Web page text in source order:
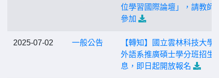
位學習國際論壇」，請教師
參加
2025-07-02 一般公告
【轉知】國立雲林科技大學
外語系推廣碩士學分班招生
息，即日起開放報名